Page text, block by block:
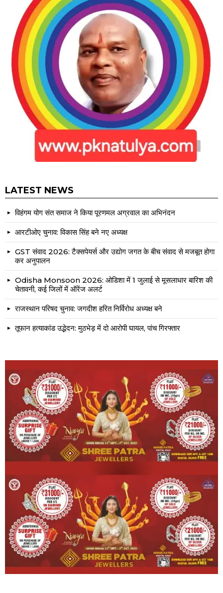
LATEST NEWS
विहंगम योग संत समाज ने किया पूरणमल अग्रवाल का अभिनंदन
आरटीओए चुनाव: विकास सिंह बने नए अध्यक्ष
GST संवाद 2026: टैक्सपेयर्स और उद्योग जगत के बीच संवाद से मजबूत होगा
कर अनुपालन
Odisha Monsoon 2026: ओडिशा में 1 जुलाई से मूसलाधार बारिश की
चेतावनी, कई जिलों में ऑरेंज अलर्ट
राजस्थान परिषद चुनाव: जगदीश हरित निर्विरोध अध्यक्ष बने
तूफान हत्याकांड उद्भेदन: मुठभेड़ में दो आरोपी घायल, पांच गिरफ्तार